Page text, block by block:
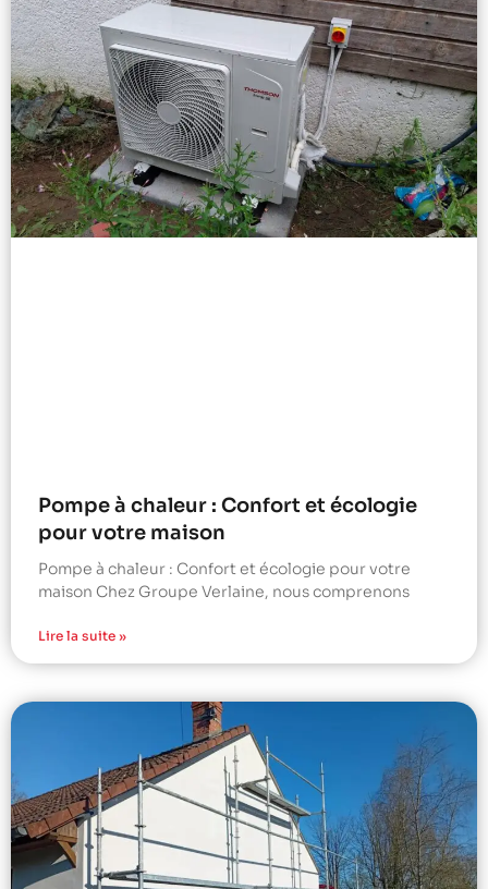
Pompe à chaleur : Confort et écologie
pour votre maison
Pompe à chaleur : Confort et écologie pour votre
maison Chez Groupe Verlaine, nous comprenons
Lire la suite »